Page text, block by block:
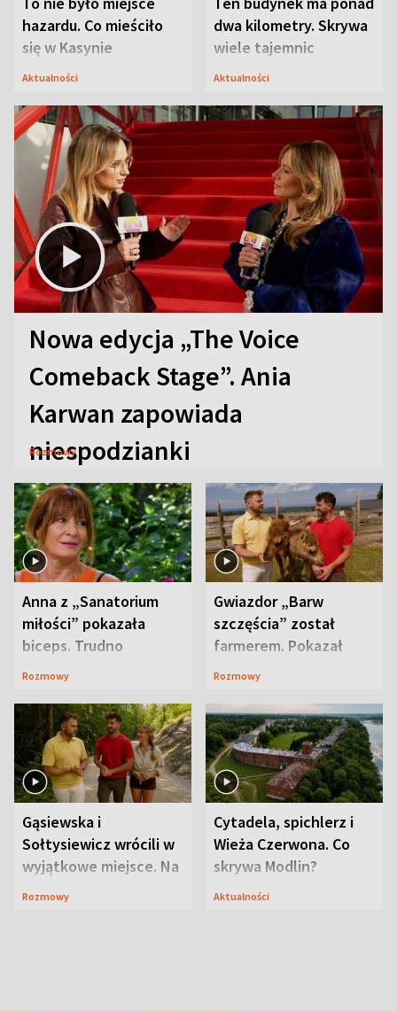
hazardu. Co mieściło
się w Kasynie
Oficerskim?
Aktualności
dwa kilometry. Skrywa
wiele tajemnic
Aktualności
Nowa edycja „The Voice
Comeback Stage”. Ania
Karwan zapowiada
niespodzianki
Rozmowy
Anna z „Sanatorium
miłości” pokazała
biceps. Trudno
uwierzyć, co przeszła
Rozmowy
Gwiazdor „Barw
szczęścia” został
farmerem. Pokazał
swoje niezwykłe
Rozmowy
Gąsiewska i
Sołtysiewicz wrócili w
wyjątkowe miejsce. Na
szlaku czekał
Rozmowy
Cytadela, spichlerz i
Wieża Czerwona. Co
skrywa Modlin?
Aktualności